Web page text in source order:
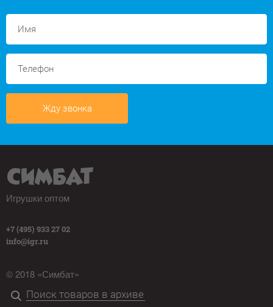
Жду звонка
Игрушки оптом
+7 (495) 933 27 02
info@igr.ru
© 2018 «Симбат»